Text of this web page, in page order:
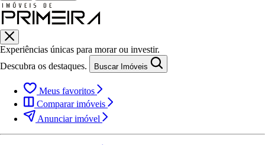
Experiências únicas para morar ou investir.
Descubra os destaques.
Buscar Imóveis
Meus favoritos
Comparar imóveis
Anunciar imóvel